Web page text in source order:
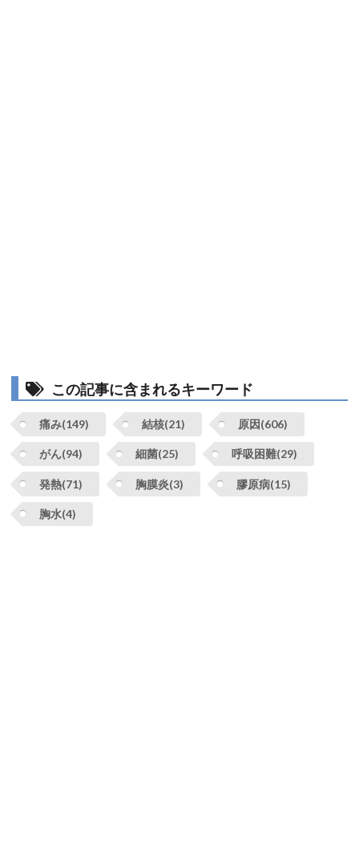
この記事に含まれるキーワード
痛み(149) 結核(21) 原因(606)
がん(94) 細菌(25) 呼吸困難(29)
発熱(71) 胸膜炎(3) 膠原病(15)
胸水(4)